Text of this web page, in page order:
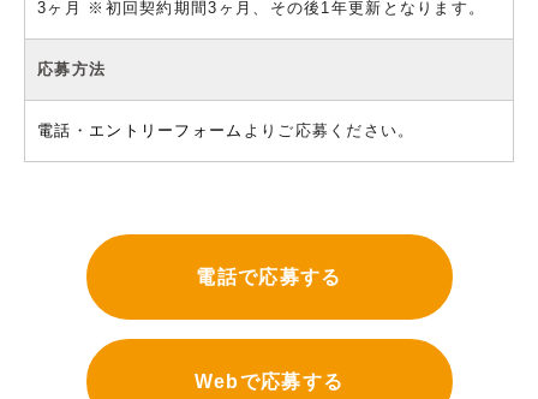
3ヶ月 ※初回契約期間3ヶ月、その後1年更新となります。
応募方法
電話 ・ エントリーフォーム よりご応募ください。
電話で応募する
Webで応募する